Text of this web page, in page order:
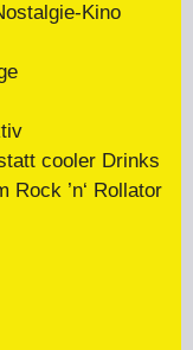
Kino
cooler Drinks
Rock ’n‘ Rollator